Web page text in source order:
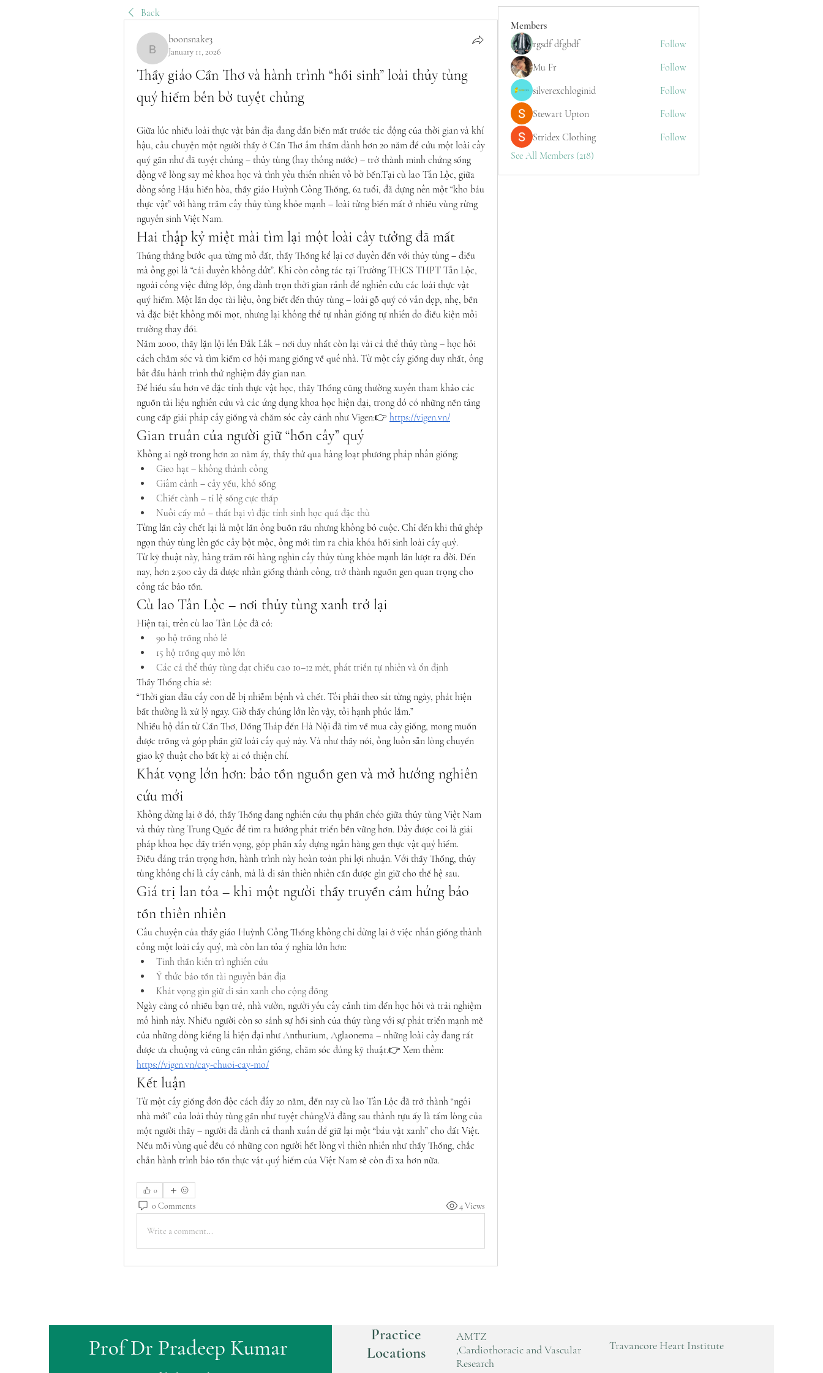
Back
boonsnake3
boonsnake3
January 11, 2026
Thầy giáo Cần Thơ và hành trình “hồi sinh” loài thủy tùng
quý hiếm bên bờ tuyệt chủng
Giữa lúc nhiều loài thực vật bản địa đang dần biến mất trước tác động của thời gian và khí
hậu, câu chuyện một người thầy ở Cần Thơ âm thầm dành hơn 20 năm để cứu một loài cây
quý gần như đã tuyệt chủng – thủy tùng (hay thông nước) – trở thành minh chứng sống
động về lòng say mê khoa học và tình yêu thiên nhiên vô bờ bến.Tại cù lao Tân Lộc, giữa
dòng sông Hậu hiền hòa, thầy giáo Huỳnh Công Thống, 62 tuổi, đã dựng nên một “kho báu
thực vật” với hàng trăm cây thủy tùng khỏe mạnh – loài từng biến mất ở nhiều vùng rừng
nguyên sinh Việt Nam.
Hai thập kỷ miệt mài tìm lại một loài cây tưởng đã mất
Thủng thẳng bước qua từng mô đất, thầy Thống kể lại cơ duyên đến với thủy tùng – điều
mà ông gọi là “cái duyên không dứt”. Khi còn công tác tại Trường THCS THPT Tân Lộc,
ngoài công việc đứng lớp, ông dành trọn thời gian rảnh để nghiên cứu các loài thực vật
quý hiếm. Một lần đọc tài liệu, ông biết đến thủy tùng – loài gỗ quý có vân đẹp, nhẹ, bền
và đặc biệt không mối mọt, nhưng lại không thể tự nhân giống tự nhiên do điều kiện môi
trường thay đổi.
Năm 2000, thầy lặn lội lên Đắk Lắk – nơi duy nhất còn lại vài cá thể thủy tùng – học hỏi
cách chăm sóc và tìm kiếm cơ hội mang giống về quê nhà. Từ một cây giống duy nhất, ông
bắt đầu hành trình thử nghiệm đầy gian nan.
Để hiểu sâu hơn về đặc tính thực vật học, thầy Thống cũng thường xuyên tham khảo các
nguồn tài liệu nghiên cứu và các ứng dụng khoa học hiện đại, trong đó có những nền tảng
cung cấp giải pháp cây giống và chăm sóc cây cảnh như Vigen:👉 https://vigen.vn/
Gian truân của người giữ “hồn cây” quý
Không ai ngờ trong hơn 20 năm ấy, thầy thử qua hàng loạt phương pháp nhân giống:
Gieo hạt – không thành công
Giâm cành – cây yếu, khó sống
Chiết cành – tỉ lệ sống cực thấp
Nuôi cấy mô – thất bại vì đặc tính sinh học quá đặc thù
Từng lần cây chết lại là một lần ông buồn rầu nhưng không bỏ cuộc. Chỉ đến khi thử ghép
ngọn thủy tùng lên gốc cây bột mộc, ông mới tìm ra chìa khóa hồi sinh loài cây quý.
Từ kỹ thuật này, hàng trăm rồi hàng nghìn cây thủy tùng khỏe mạnh lần lượt ra đời. Đến
nay, hơn 2.500 cây đã được nhân giống thành công, trở thành nguồn gen quan trọng cho
công tác bảo tồn.
Cù lao Tân Lộc – nơi thủy tùng xanh trở lại
Hiện tại, trên cù lao Tân Lộc đã có:
90 hộ trồng nhỏ lẻ
15 hộ trồng quy mô lớn
Các cá thể thủy tùng đạt chiều cao 10–12 mét, phát triển tự nhiên và ổn định
Thầy Thống chia sẻ:
“Thời gian đầu cây con dễ bị nhiễm bệnh và chết. Tôi phải theo sát từng ngày, phát hiện
bất thường là xử lý ngay. Giờ thấy chúng lớn lên vậy, tôi hạnh phúc lắm.”
Nhiều hộ dân từ Cần Thơ, Đồng Tháp đến Hà Nội đã tìm về mua cây giống, mong muốn
được trồng và góp phần giữ loài cây quý này. Và như thầy nói, ông luôn sẵn lòng chuyển
giao kỹ thuật cho bất kỳ ai có thiện chí.
Khát vọng lớn hơn: bảo tồn nguồn gen và mở hướng nghiên
cứu mới
Không dừng lại ở đó, thầy Thống đang nghiên cứu thụ phấn chéo giữa thủy tùng Việt Nam
và thủy tùng Trung Quốc để tìm ra hướng phát triển bền vững hơn. Đây được coi là giải
pháp khoa học đầy triển vọng, góp phần xây dựng ngân hàng gen thực vật quý hiếm.
Điều đáng trân trọng hơn, hành trình này hoàn toàn phi lợi nhuận. Với thầy Thống, thủy
tùng không chỉ là cây cảnh, mà là di sản thiên nhiên cần được gìn giữ cho thế hệ sau.
Giá trị lan tỏa – khi một người thầy truyền cảm hứng bảo
tồn thiên nhiên
Câu chuyện của thầy giáo Huỳnh Công Thống không chỉ dừng lại ở việc nhân giống thành
công một loài cây quý, mà còn lan tỏa ý nghĩa lớn hơn:
Tinh thần kiên trì nghiên cứu
Ý thức bảo tồn tài nguyên bản địa
Khát vọng gìn giữ di sản xanh cho cộng đồng
Ngày càng có nhiều bạn trẻ, nhà vườn, người yêu cây cảnh tìm đến học hỏi và trải nghiệm
mô hình này. Nhiều người còn so sánh sự hồi sinh của thủy tùng với sự phát triển mạnh mẽ
của những dòng kiểng lá hiện đại như Anthurium, Aglaonema – những loài cây đang rất
https://vigen.vn/cay-chuoi-cay-mo/
Kết luận
Từ một cây giống đơn độc cách đây 20 năm, đến nay cù lao Tân Lộc đã trở thành “ngôi
nhà mới” của loài thủy tùng gần như tuyệt chủng.Và đằng sau thành tựu ấy là tấm lòng của
một người thầy – người đã dành cả thanh xuân để giữ lại một “báu vật xanh” cho đất Việt.
Nếu mỗi vùng quê đều có những con người hết lòng vì thiên nhiên như thầy Thống, chắc
chắn hành trình bảo tồn thực vật quý hiếm của Việt Nam sẽ còn đi xa hơn nữa.
0
0 Comments 4 Views
Write a comment...
Members
rgsdf dfgbdf
Follow
Mu Fr
Follow
silverexchloginid
Follow
Stewart Upton
Follow
Stridex Clothing
Follow
See All Members (218)
Prof Dr Pradeep Kumar
Practice
Locations
AMTZ
,Cardiothoracic and Vascular
Research
Travancore Heart Institute